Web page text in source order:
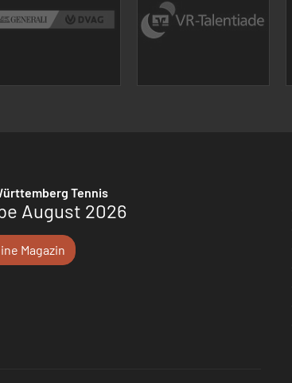
Tennis
August 2026
Magazin